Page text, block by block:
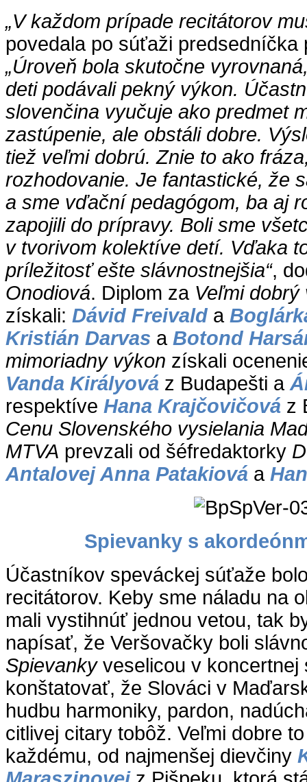
„V každom prípade recitátorov
povedala po súťaži predsedníčka
„Úroveň bola skutočne
deti podávali pekný výkon.
slovenčina vyučuje ako predmet
zastúpenie, ale obstáli dobre.
tiež veľmi dobrú. Znie to ako
rozhodovanie. Je fantastické, že
a sme vďační pedagógom, ba aj
zapojili do prípravy. Boli sme
v tvorivom kolektíve detí. Vďaka
príležitosť ešte slávnostnejšia“,
Onodiová. Diplom za Veľmi dobrý
získali: Dávid Freivald a
Kristián Darvas a Botond
mimoriadny výkon získali
Vanda Királyová z Budapešti a
respektíve Hana Krajčovičová z
Cenu Slovenského vysielania
MTVA prevzali od šéfredaktorky
Antalovej Anna Patakiová a
Spievanky s
Účastníkov speváckej súťaže
recitátorov. Keby sme náladu na
mali vystihnúť jednou vetou, tak
napísať, že Veršovačky boli
Spievankyveselicou v koncertnej
konštatovať, že Slováci v
hudbu harmoniky, pardon,
citlivej citary tobôž. Veľmi dobre
každému, od najmenšej dievčiny